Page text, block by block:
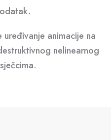
animacije na
nelinearnog